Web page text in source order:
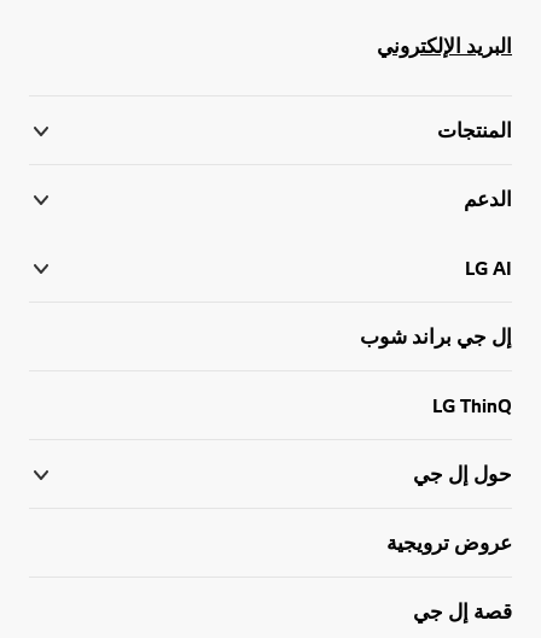
البريد الإلكتروني
المنتجات
الدعم
LG AI
إل جي براند شوب
LG ThinQ
حول إل جي
عروض ترويجية
قصة إل جي